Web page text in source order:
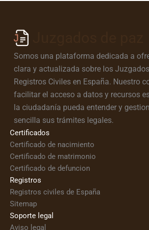
Somos una plataforma dedicada a
clara y actualizada sobre los
Registros Civiles en España. Nuestro
facilitar el acceso a datos y recursos
la ciudadanía pueda entender y
sencilla sus trámites legales.
Certificados
Certificado de nacimiento
Certificado de matrimonio
Certificado de defuncion
Registros
Registros civiles de España
Sitemap
Soporte legal
Aviso legal